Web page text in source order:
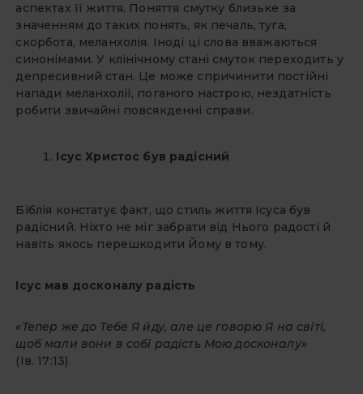
аспектах її життя. Поняття смутку близьке за
значенням до таких понять, як печаль, туга,
скорбота, меланхолія. Іноді ці слова вважаються
синонімами. У клінічному стані смуток переходить у
депресивний стан. Це може спричинити постійні
напади меланхолії, поганого настрою, нездатність
робити звичайні повсякденні справи.
Ісус Христос був радісний
Біблія констатує факт, що стиль життя Ісуса був
радісний. Ніхто не міг забрати від Нього радості й
навіть якось перешкодити Йому в тому.
Ісус мав досконалу радість
«Тепер же до Тебе Я йду, але це говорю Я на світі,
щоб мали вони в собі радість Мою досконалу»
(Ів. 17:13)